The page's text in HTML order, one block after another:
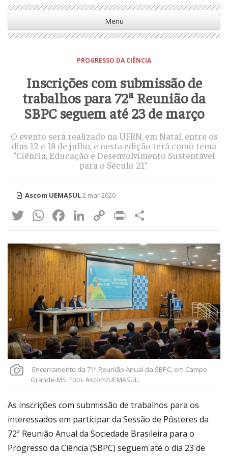
Menu
PROGRESSO DA CIÊNCIA
Inscrições com submissão de
trabalhos para 72ª Reunião da
SBPC seguem até 23 de março
O evento será realizado na UFRN, em Natal, entre os
dias 12 e 18 de julho, e nesta edição terá como tema
“Ciência, Educação e Desenvolvimento Sustentável
para o Século 21”.
Ascom UEMASUL 2 mar 2020
Twitter
WhatsApp
Facebook
LinkedIn
CopyPrint
Encerramento da 71ª Reunião Anual da SBPC, em Campo
Grande-MS. Foto: Ascom/UEMASUL.
As inscrições com submissão de trabalhos para os
interessados em participar da Sessão de Pôsteres da
72ª Reunião Anual da Sociedade Brasileira para o
Progresso da Ciência (SBPC) seguem até o dia 23 de